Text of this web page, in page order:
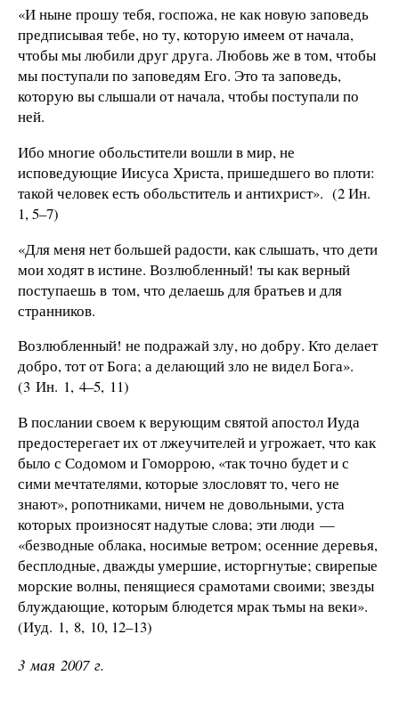
«И ныне прошу тебя, госпожа, не как новую заповедь
предписывая тебе, но ту, которую имеем от начала,
чтобы мы любили друг друга. Любовь же в том, чтобы
мы поступали по заповедям Его. Это та заповедь,
которую вы слышали от начала, чтобы поступали по
ней.
Ибо многие обольстители вошли в мир, не
исповедующие Иисуса Христа, пришедшего во плоти:
такой человек есть обольститель и антихрист». (2 Ин.
1, 5–7)
«Для меня нет большей радости, как слышать, что дети
мои ходят в истине. Возлюбленный! ты как верный
поступаешь в том, что делаешь для братьев и для
странников.
Возлюбленный! не подражай злу, но добру. Кто делает
добро, тот от Бога; а делающий зло не видел Бога».
(3 Ин. 1, 4–5, 11)
В послании своем к верующим святой апостол Иуда
предостерегает их от лжеучителей и угрожает, что как
было с Содомом и Гоморрою, «так точно будет и с
сими мечтателями, которые злословят то, чего не
знают», ропотниками, ничем не довольными, уста
которых произносят надутые слова; эти люди —
«безводные облака, носимые ветром; осенние деревья,
бесплодные, дважды умершие, исторгнутые; свирепые
морские волны, пенящиеся срамотами своими; звезды
блуждающие, которым блюдется мрак тьмы на веки».
(Иуд. 1, 8, 10, 12–13)
3 мая 2007 г.